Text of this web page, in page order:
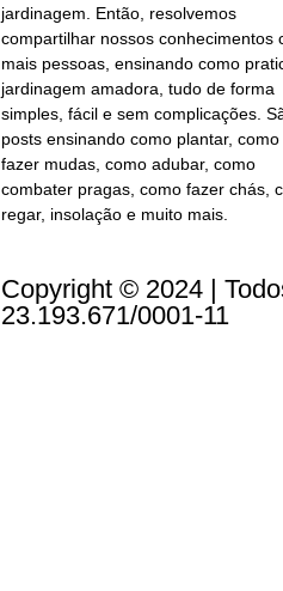
jardinagem. Então, resolvemos
compartilhar nossos conhecimentos
mais pessoas, ensinando como
jardinagem amadora, tudo de forma
simples, fácil e sem complicações.
posts ensinando como plantar, como
fazer mudas, como adubar, como
combater pragas, como fazer chás,
regar, insolação e muito mais.
Copyright © 2024 |
23.193.671/0001-11